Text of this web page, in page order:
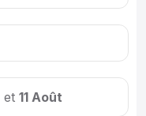
et 11 Août